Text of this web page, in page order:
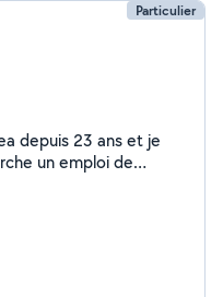
Particulier
je
un emploi de
propositions